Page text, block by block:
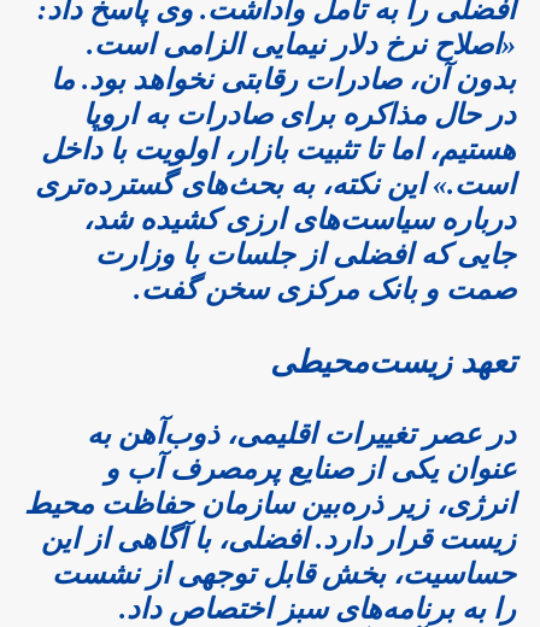
افضلی را به تأمل واداشت. وی پاسخ داد:
«اصلاح نرخ دلار نیمایی الزامی است.
بدون آن، صادرات رقابتی نخواهد بود. ما
در حال مذاکره برای صادرات به اروپا
هستیم، اما تا تثبیت بازار، اولویت با داخل
است.» این نکته، به بحث‌های گسترده‌تری
درباره سیاست‌های ارزی کشیده شد،
جایی که افضلی از جلسات با وزارت
صمت و بانک مرکزی سخن گفت.
تعهد زیست‌محیطی
در عصر تغییرات اقلیمی، ذوب‌آهن به
عنوان یکی از صنایع پرمصرف آب و
انرژی، زیر ذره‌بین سازمان حفاظت محیط
زیست قرار دارد. افضلی، با آگاهی از این
حساسیت، بخش قابل توجهی از نشست
را به برنامه‌های سبز اختصاص داد.